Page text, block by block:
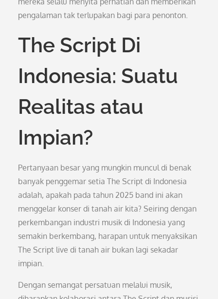
pengalaman tak terlupakan bagi para penonton.
The Script Di
Indonesia: Suatu
Realitas atau
Impian?
Pertanyaan besar yang mungkin muncul di benak
banyak penggemar setia The Script di Indonesia
adalah, apakah pada tahun 2025 band ini akan
menggelar konser di tanah air kita? Seiring dengan
perkembangan industri musik di Indonesia yang
semakin berkembang, harapan untuk menyaksikan
The Script live di tanah air bukan lagi sekadar
impian.
Dengan semangat persatuan melalui musik,